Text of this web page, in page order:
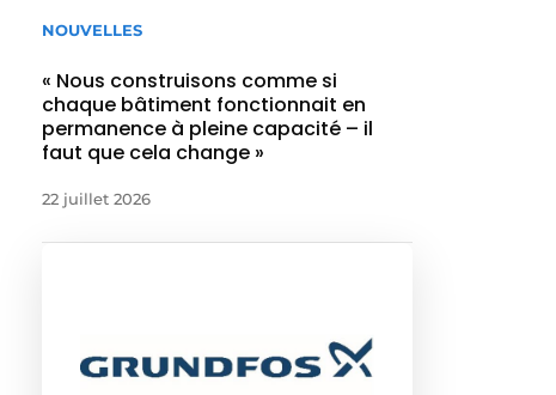
NOUVELLES
« Nous construisons comme si
chaque bâtiment fonctionnait en
permanence à pleine capacité – il
faut que cela change »
22 juillet 2026